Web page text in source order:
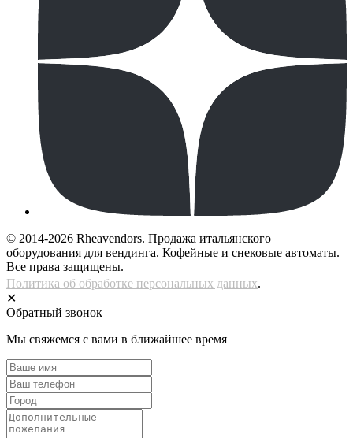
© 2014-2026 Rheavendors. Продажа итальянского
оборудования для вендинга. Кофейные и снековые автоматы.
Все права защищены.
Политика об обработке персональных данных.
✕
Обратный звонок
Мы свяжемся с вами в ближайшее время